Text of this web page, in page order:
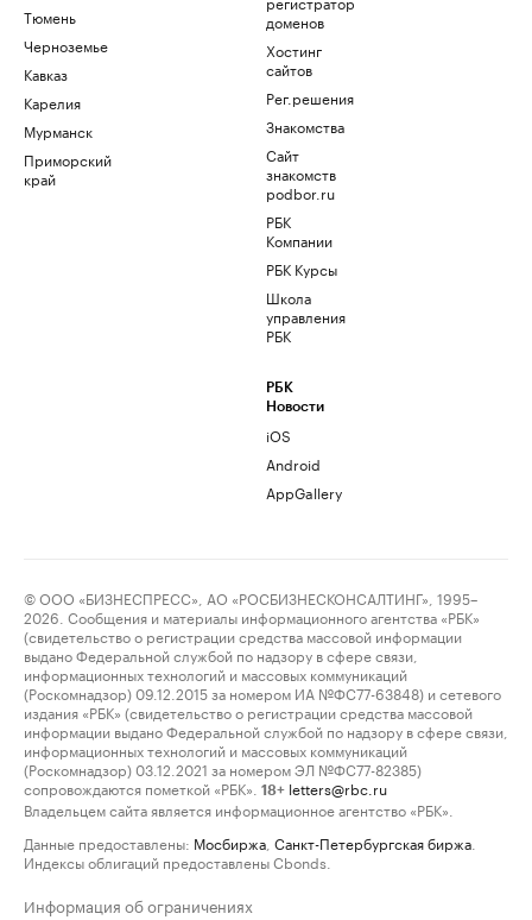
Тюмень
Черноземье
Кавказ
Карелия
Мурманск
Приморский
край
доменов
Хостинг
сайтов
Рег.решения
Знакомства
Сайт
знакомств
podbor.ru
РБК
Компании
РБК Курсы
Школа
управления
РБК
РБК
Новости
iOS
Android
AppGallery
© ООО «БИЗНЕСПРЕСС», АО «РОСБИЗНЕСКОНСАЛТИНГ», 1995–
2026. Сообщения и материалы информационного агентства «РБК»
(свидетельство о регистрации средства массовой информации
выдано Федеральной службой по надзору в сфере связи,
информационных технологий и массовых коммуникаций
(Роскомнадзор) 09.12.2015 за номером ИА №ФС77-63848) и сетевого
издания «РБК» (свидетельство о регистрации средства массовой
информации выдано Федеральной службой по надзору в сфере связи,
информационных технологий и массовых коммуникаций
(Роскомнадзор) 03.12.2021 за номером ЭЛ №ФС77-82385)
сопровождаются пометкой «РБК».
18+ letters@rbc.ru
Владельцем сайта является информационное агентство «РБК».
Данные предоставлены: Мосбиржа Санкт-Петербургская биржа
Индексы облигаций предоставлены Cbonds.
Информация об ограничениях